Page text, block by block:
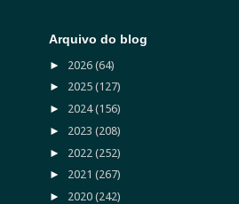
Arquivo do blog
► 2026 (64)
► 2025 (127)
► 2024(156)
► 2023 (208)
► 2022 (252)
► 2021 (267)
► 2020 (242)